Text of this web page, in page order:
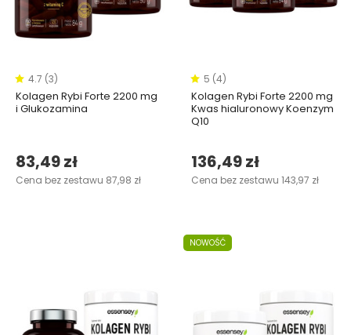
4.7 (3)
Kolagen Rybi Forte 2200 mg
i Glukozamina
83,49 zł
Cena bez zestawu 87,98 zł
5 (4)
Kolagen Rybi Forte 2200 mg
Kwas hialuronowy Koenzym
Q10
136,49 zł
Cena bez zestawu 143,97 zł
NOWOŚĆ